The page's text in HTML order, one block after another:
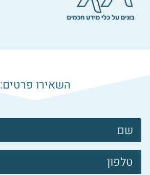
השאירו פרטים:
צרו
קשר
פוטר